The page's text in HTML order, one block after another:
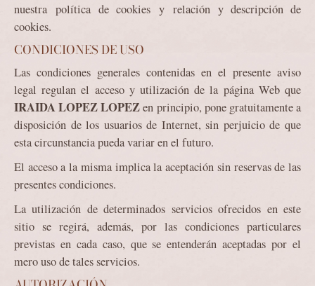
nuestra política de cookies y relación y descripción de
cookies.
CONDICIONES DE USO
Las condiciones generales contenidas en el presente aviso
legal regulan el acceso y utilización de la página Web que
IRAIDA LOPEZ LOPEZen principio, pone gratuitamente a
disposición de los usuarios de Internet, sin perjuicio de que
esta circunstancia pueda variar en el futuro.
El acceso a la misma implica la aceptación sin reservas de las
presentes condiciones.
La utilización de determinados servicios ofrecidos en este
sitio se regirá, además, por las condiciones particulares
previstas en cada caso, que se entenderán aceptadas por el
mero uso de tales servicios.